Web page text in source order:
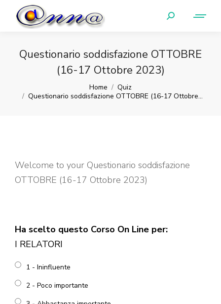
Questionario soddisfazione OTTOBRE
(16-17 Ottobre 2023)
Home
Quiz
Questionario soddisfazione OTTOBRE (16-17 Ottobre…
Welcome to your Questionario soddisfazione
OTTOBRE (16-17 Ottobre 2023)
Ha scelto questo Corso On Line per:
I RELATORI
1 - Ininfluente
2 - Poco importante